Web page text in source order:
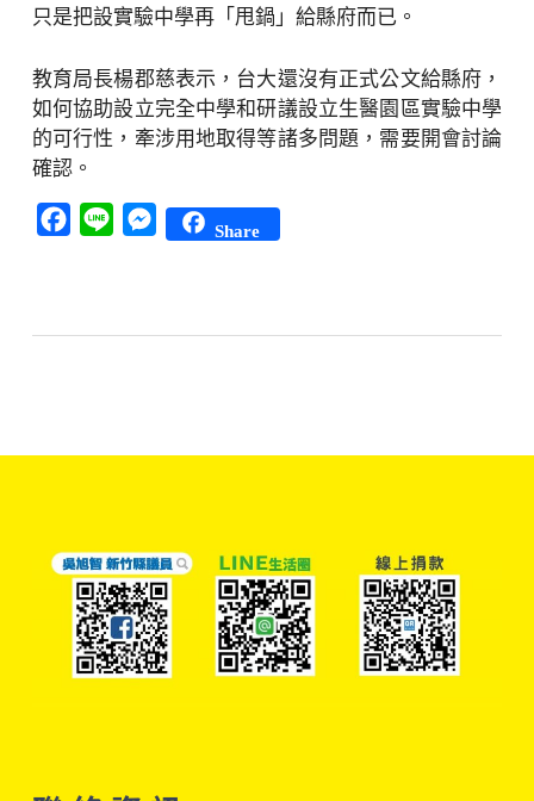
只是把設實驗中學再「甩鍋」給縣府而已。
教育局長楊郡慈表示，台大還沒有正式公文給縣府，
如何協助設立完全中學和研議設立生醫園區實驗中學
的可行性，牽涉用地取得等諸多問題，需要開會討論
確認。
Facebook
Line Messenger
Share